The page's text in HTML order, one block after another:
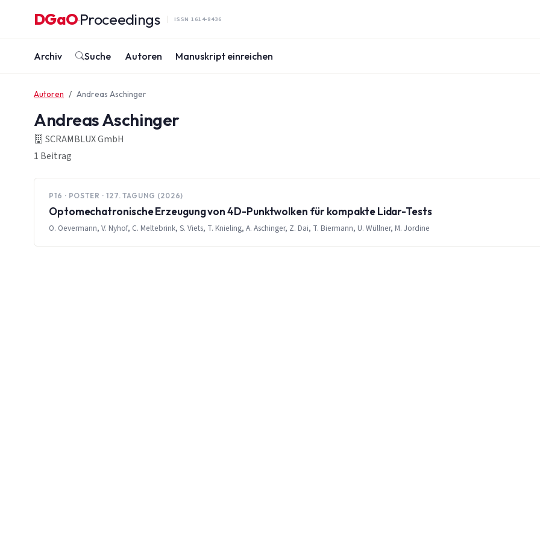
DGaO·Proceedings ISSN 1614-8436
Archiv Suche Autoren Manuskript einreichen
Autoren Andreas Aschinger
Andreas Aschinger
SCRAMBLUX GmbH
1 Beitrag
P16 · POSTER · 127. TAGUNG (2026)
Optomechatronische Erzeugung von 4D-Punktwolken für kompakte Lidar-Tests
O. Oevermann, V. Nyhof, C. Meltebrink, S. Viets, T. Knieling, A. Aschinger, Z. Dai, T. Biermann, U. Wüllner, M. Jordine